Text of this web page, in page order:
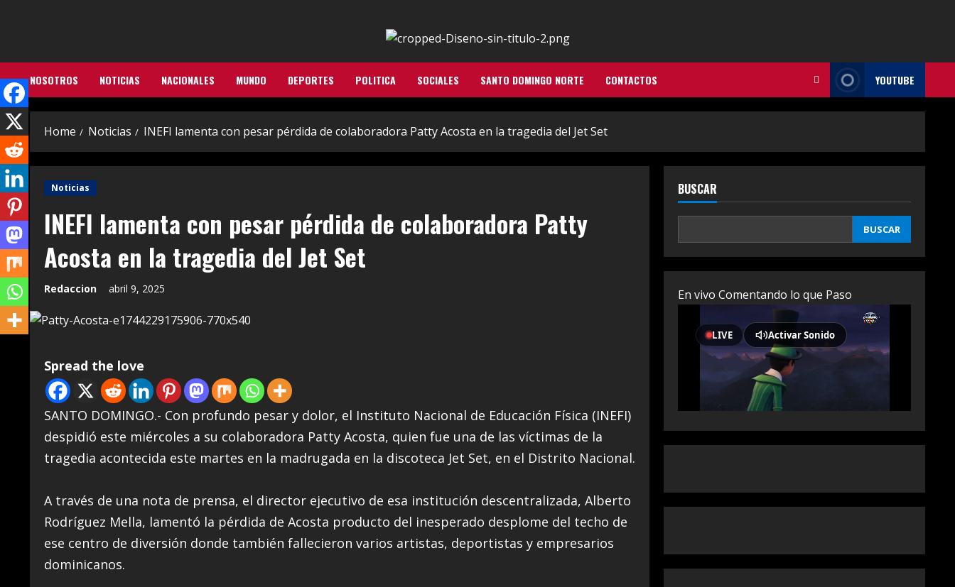
NOSOTROS NOTICIAS NACIONALES MUNDO DEPORTES POLITICA SOCIALES SANTO DOMINGO NORTE CONTACTOS YOUTUBE
Home Noticias INEFI lamenta con pesar pérdida de colaboradora Patty Acosta en la tragedia del Jet Set
Noticias
INEFI lamenta con pesar pérdida de colaboradora Patty
Acosta en la tragedia del Jet Set
Redaccion abril 9, 2025
Spread the love
SANTO DOMINGO.- Con profundo pesar y dolor, el Instituto Nacional de Educación Física (INEFI)
despidió este miércoles a su colaboradora Patty Acosta, quien fue una de las víctimas de la
tragedia acontecida este martes en la madrugada en la discoteca Jet Set, en el Distrito Nacional.
A través de una nota de prensa, el director ejecutivo de esa institución descentralizada, Alberto
Rodríguez Mella, lamentó la pérdida de Acosta producto del inesperado desplome del techo de
ese centro de diversión donde también fallecieron varios artistas, deportistas y empresarios
dominicanos.
BUSCAR
BUSCAR
En vivo Comentando lo que Paso